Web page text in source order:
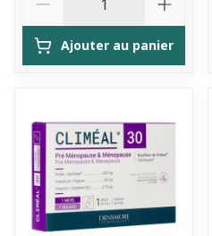
Ajouter au panier